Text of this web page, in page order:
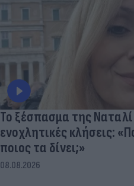
Το ξέσπασμα της
ενοχλητικές κλήσεις:
ποιος τα δίνει;»
08.08.2026